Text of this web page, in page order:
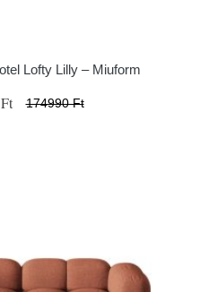
Lofty Lilly – Miuform
174990 Ft